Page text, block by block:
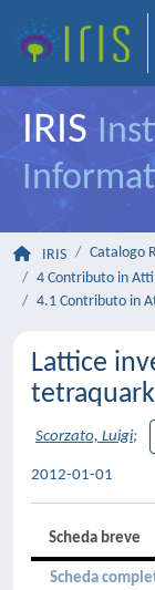
IRIS
IRIS
Catalogo
4 Contributo in
4.1 Contributo in
Lattice
Scorzato, Luigi;
2012-01-01
Scheda breve
Scheda